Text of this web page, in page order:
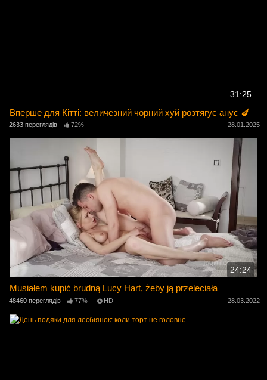
31:25
Вперше для Кітті: величезний чорний хуй розтягує анус 🍆
2633 переглядів 72% 28.01.2025
24:24
Musiałem kupić brudną Lucy Hart, żeby ją przeleciała
48460 переглядів 77% HD 28.03.2022